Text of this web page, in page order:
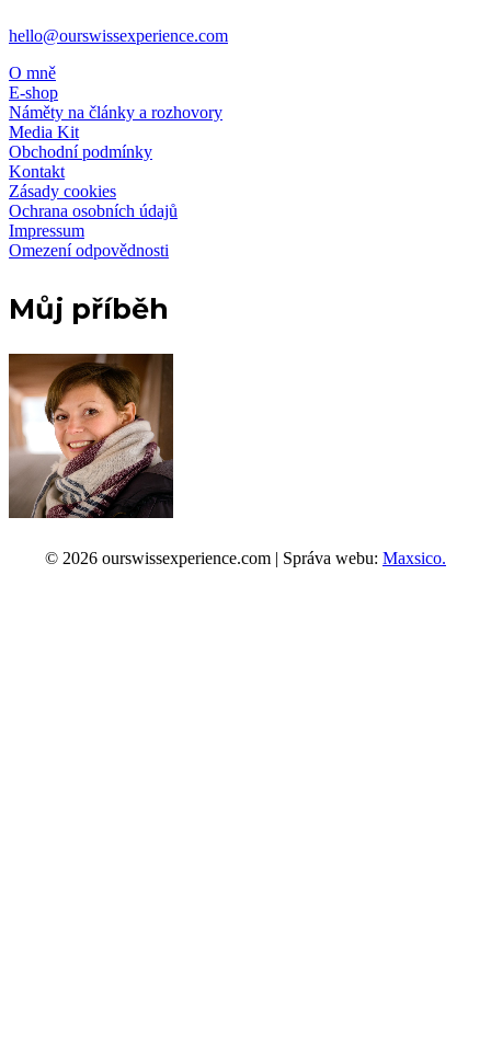
hello@ourswissexperience.com
O mně
E-shop
Náměty na články a rozhovory
Media Kit
Obchodní podmínky
Kontakt
Zásady cookies
Ochrana osobních údajů
Impressum
Omezení odpovědnosti
Můj příběh
© 2026 ourswissexperience.com | Správa webu: Maxsico.